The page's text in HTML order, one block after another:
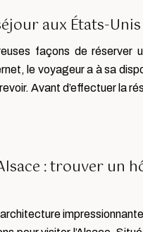
aux États-Unis
façons de réserver
le voyageur a à sa
Avant d’effectuer la
: trouver un